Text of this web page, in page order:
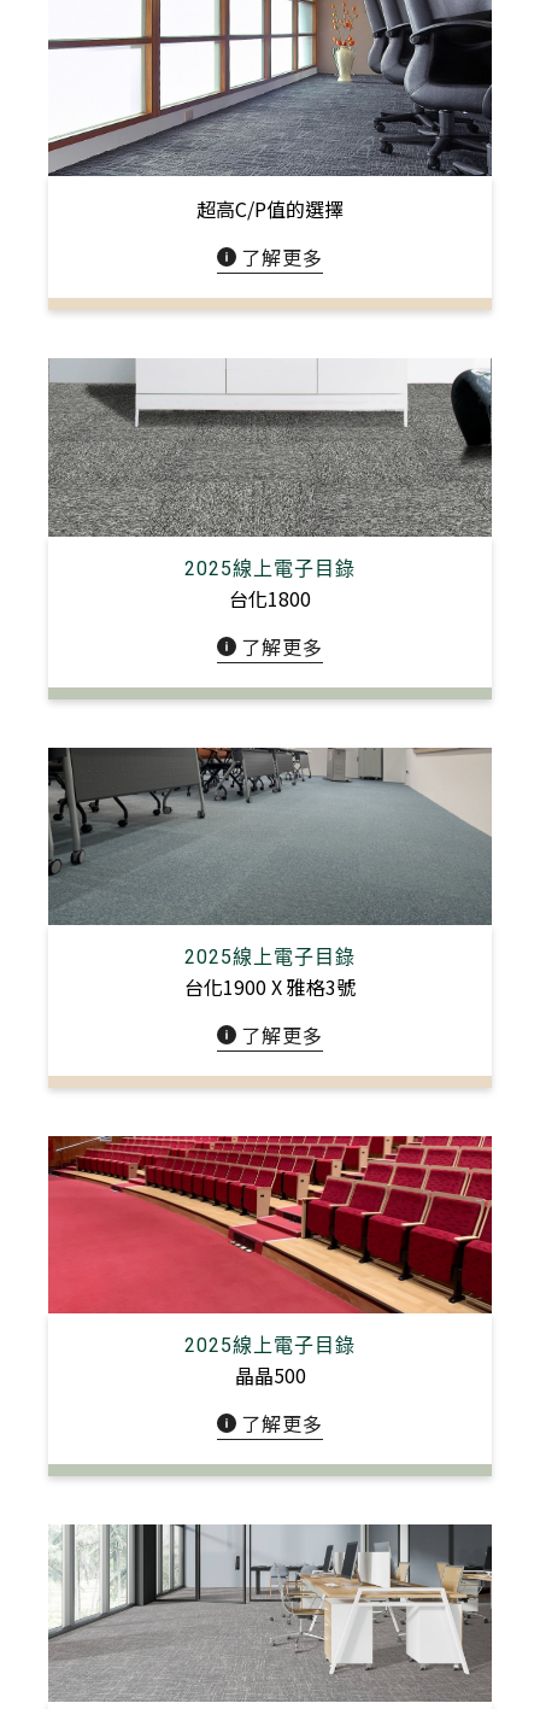
超高C/P值的選擇
了解更多
2025線上電子目錄
台化1800
了解更多
2025線上電子目錄
台化1900 X 雅格3號
了解更多
2025線上電子目錄
晶晶500
了解更多